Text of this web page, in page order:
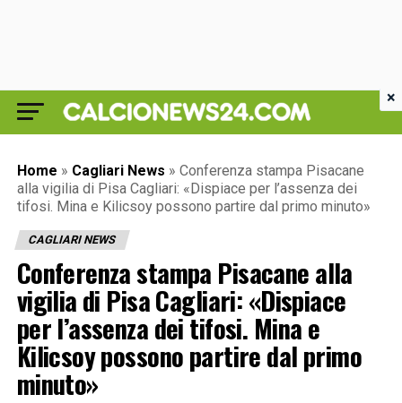
Home » Cagliari News » Conferenza stampa Pisacane
alla vigilia di Pisa Cagliari: «Dispiace per l’assenza dei
tifosi. Mina e Kilicsoy possono partire dal primo minuto»
CAGLIARI NEWS
Conferenza stampa Pisacane alla
vigilia di Pisa Cagliari: «Dispiace
per l’assenza dei tifosi. Mina e
Kilicsoy possono partire dal primo
minuto»
×